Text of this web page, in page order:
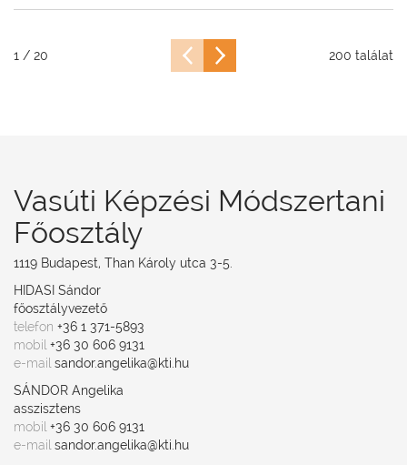
1 / 20
oldal
oldal
200 találat
Vasúti Képzési Módszertani
Főosztály
1119 Budapest, Than Károly utca 3-5.
HIDASI Sándor
főosztályvezető
telefon +36 1 371-5893
mobil +36 30 606 9131
e-mail sandor.angelika@kti.hu
SÁNDOR Angelika
asszisztens
mobil +36 30 606 9131
e-mail sandor.angelika@kti.hu